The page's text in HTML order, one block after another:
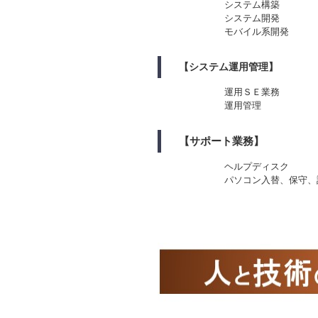
システム構築
システム開発
モバイル系開発
【システム運用管理】
運用ＳＥ業務
運用管理
【サポート業務】
ヘルプディスク
パソコン入替、保守